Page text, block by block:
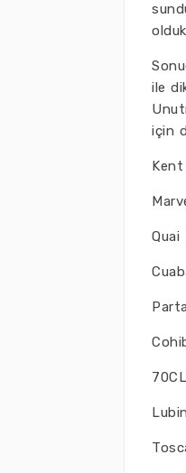
ile
için
Quai